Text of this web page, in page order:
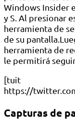
Windows Insider
y S. Al presionar
herramienta de
de su
herramienta de
le permitirá
[tuit
https://
Capturas de